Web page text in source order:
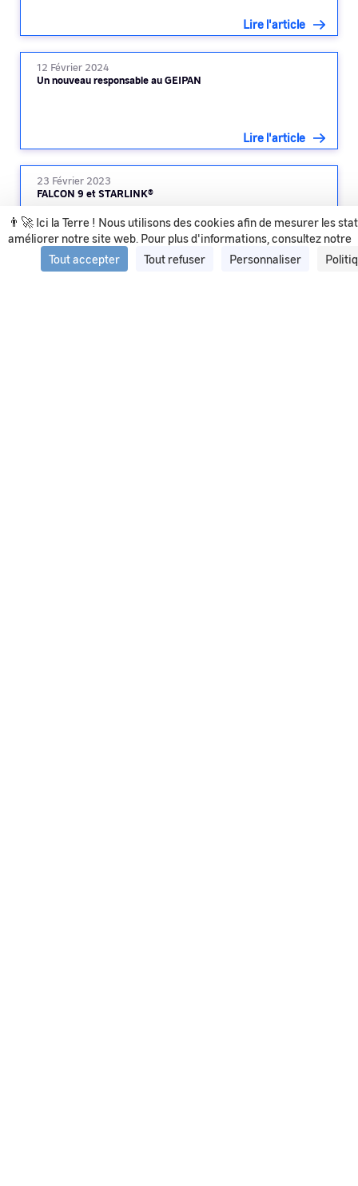
👨‍🚀 Ici la Terre ! Nous utilisons des cookies afin de mesurer les
améliorer notre site web. Pour plus d'informations, consultez notre
Tout accepter
Tout refuser Personnaliser
Lire l'article
12 Février 2024
Un nouveau responsable au GEIPAN
Lire l'article
23 Février 2023
FALCON 9 et STARLINK®
Lire l'article